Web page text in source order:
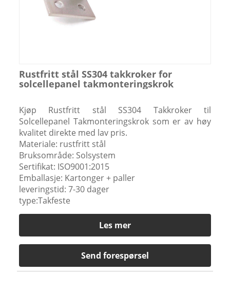
Rustfritt stål SS304 takkroker for
solcellepanel takmonteringskrok
Kjøp Rustfritt stål SS304 Takkroker til
Solcellepanel Takmonteringskrok som er av høy
kvalitet direkte med lav pris.
Materiale: rustfritt stål
Bruksområde: Solsystem
Sertifikat: ISO9001:2015
Emballasje: Kartonger + paller
leveringstid: 7-30 dager
type:Takfeste
Les mer
Send forespørsel